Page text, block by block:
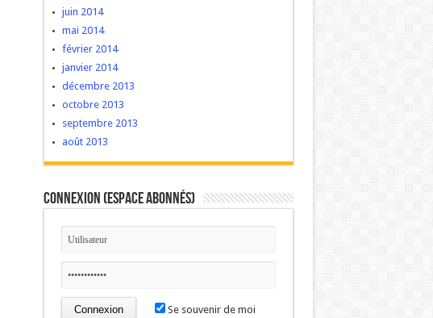
juin 2014
mai 2014
février 2014
janvier 2014
décembre 2013
octobre 2013
septembre 2013
août 2013
Connexion (Espace Abonnés)
Se souvenir de moi